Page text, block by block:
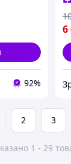
92%
6
2 3
1 - 29